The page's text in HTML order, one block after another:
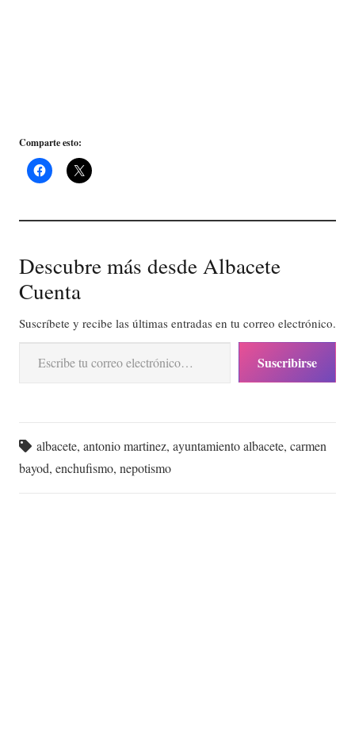
Comparte esto:
Descubre más desde Albacete
Cuenta
Suscríbete y recibe las últimas entradas en tu correo electrónico.
Escribe tu correo electrónico…
Suscribirse
albacete,antonio martinez,ayuntamiento albacete,carmen
bayod, enchufismo, nepotismo